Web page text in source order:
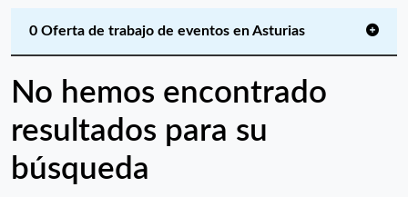
0 Oferta de trabajo de eventos en Asturias
No hemos encontrado
resultados para su
búsqueda